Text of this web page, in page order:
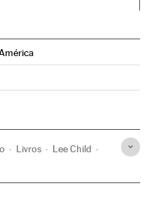
en Facebook
Livros Lee Child